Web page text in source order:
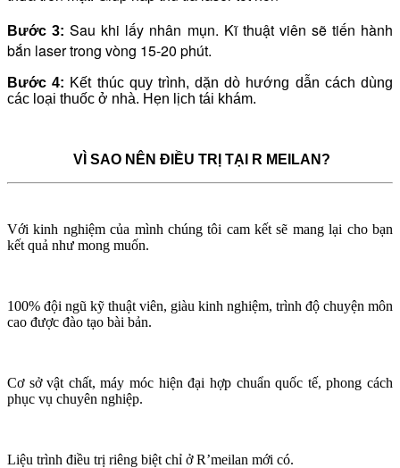
Bước 3: Sau khi lấy nhân mụn. Kĩ thuật viên sẽ tiến hành
bắn laser trong vòng 15-20 phút.
Bước 4: Kết thúc quy trình, dặn dò hướng dẫn cách dùng
các loại thuốc ở nhà. Hẹn lịch tái khám.
VÌ SAO NÊN ĐIỀU TRỊ TẠI R MEILAN?
Với kinh nghiệm của mình chúng tôi cam kết sẽ mang lại cho bạn
kết quả như mong muốn.
100% đội ngũ kỹ thuật viên, giàu kinh nghiệm, trình độ chuyện môn
cao được đào tạo bài bản.
Cơ sở vật chất, máy móc hiện đại hợp chuẩn quốc tế, phong cách
phục vụ chuyên nghiệp.
Liệu trình điều trị riêng biệt chỉ ở R’meilan mới có.